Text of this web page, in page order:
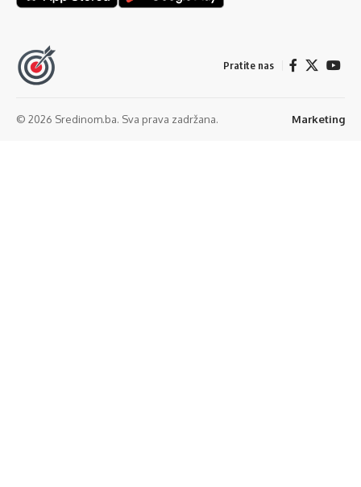
Pratite nas
© 2026 Sredinom.ba. Sva prava zadržana. Marketing